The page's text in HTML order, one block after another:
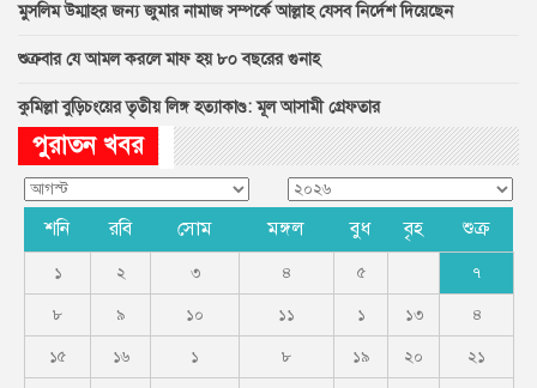
মুসলিম উম্মাহর জন্য জুমার নামাজ সম্পর্কে আল্লাহ যেসব নির্দেশ দিয়েছেন
শুক্রবার যে আমল করলে মাফ হয় ৮০ বছরের গুনাহ
কুমিল্লা বুড়িচংয়ের তৃতীয় লিঙ্গ হত্যাকাণ্ড: মূল আসামী গ্রেফতার
পুরাতন খবর
শনি রবি সোম মঙ্গল বুধ বৃহ শুক্র
১ ২ ৩ ৪ ৫ ৭
৮ ৯ ১০ ১১ ১ ১৩ ৪
১৫ ১৬ ১ ৮ ১৯ ২০ ২১